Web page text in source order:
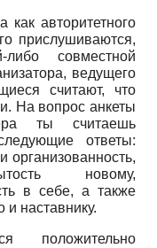
авторитетного
прислушиваются,
либо совместной
ведущего
считают, что
На вопрос анкеты
ты считаешь
ответы:
организованность,
новому,
в себе, а также
и наставнику.
положительно